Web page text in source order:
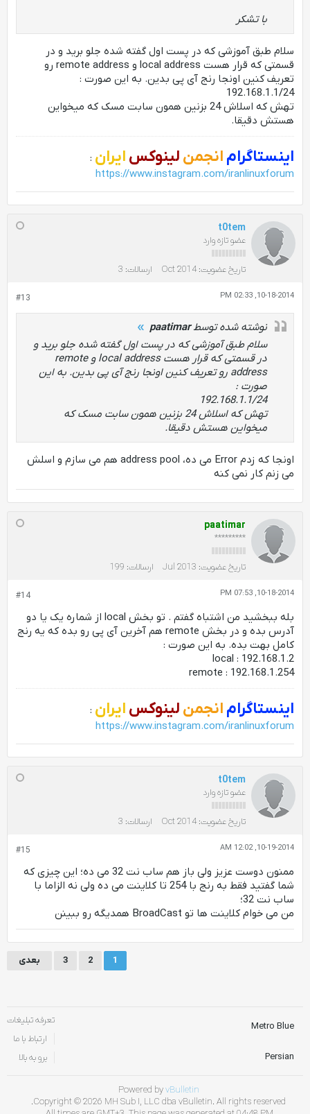
با تشکر
سلام طبق آموزشی که در پست اول گفته شده جلو برید و در
قسمتی که قرار هست local address و remote address رو
تعریف کنین اونجا رنج آی پی بدین. به این صورت :
192.168.1.1/24
تهش که اسلاش 24 بزنین همون سابت مسک که میخواین
هستش دقیقا.
اینستاگرام انجمن لینوکس ایران :
https://www.instagram.com/iranlinuxforum
t0tem
عضو تازه وارد
تاریخ عضویت: Oct 2014 ارسالات: 3
#13 10-18-2014, 02:33 PM
نوشته شده توسطpaatimar
سلام طبق آموزشی که در پست اول گفته شده جلو برید و
در قسمتی که قرار هست local address و remote
address رو تعریف کنین اونجا رنج آی پی بدین. به این
صورت :
192.168.1.1/24
تهش که اسلاش 24 بزنین همون سابت مسک که
میخواین هستش دقیقا.
اونجا که زدم Error می ده، address pool هم می سازم و اسلش
می زنم کار نمی کنه
paatimar
*********
تاریخ عضویت: Jul 2013 ارسالات: 199
#14 10-18-2014, 07:53 PM
بله ببخشید من اشتباه گفتم . تو بخش local از شماره یک یا دو
آدرس بده و در بخش remote هم آخرین آی پی رو بده که یه رنج
کامل بهت بده. به این صورت :
local : 192.168.1.2
remote : 192.168.1.254
اینستاگرام انجمن لینوکس ایران :
https://www.instagram.com/iranlinuxforum
t0tem
عضو تازه وارد
تاریخ عضویت: Oct 2014 ارسالات: 3
#15 10-19-2014, 12:02 AM
ممنون دوست عزیز ولی باز هم ساب نت 32 می ده؛ این چیزی که
شما گفتید فقط به رنج با 254 تا کلاینت می ده ولی نه الزاما با
ساب نت 32؛
من می خوام کلاینت ها تو BroadCast همدیگه رو ببینن
1
2
3 بعدی
Metro Blue
Persian
تعرفه تبلیغات
ارتباط با ما
برو به بالا
Powered byvBulletin
Copyright © 2026 MH Sub I, LLC dba vBulletin. All rights reserved.